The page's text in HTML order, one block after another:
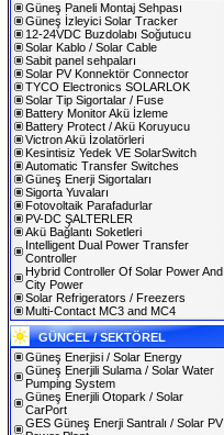
Güneş Paneli Montaj Sehpası
Güneş İzleyici Solar Tracker
12-24VDC Buzdolabı Soğutucu
Solar Kablo / Solar Cable
Sabit panel sehpaları
Solar PV Konnektör Connector
TYCO Electronics SOLARLOK
Solar Tip Sigortalar / Fuse
Battery Monitor Akü İzleme
Battery Protect / Akü Koruyucu
Victron Akü İzolatörleri
Kesintisiz Yedek VE SolarSwitch
Automatic Transfer Switches
Güneş Enerji Sigortaları
Sigorta Yuvaları
Fotovoltaik Parafadurlar
PV-DC ŞALTERLER
Akü Bağlantı Soketleri
Intelligent Dual Power Transfer
Controller
Hybrid Controller Of Solar Power And
City Power
Solar Refrigerators / Freezers
Multi-Contact MC3 and MC4
GÜNCEL / SEKTÖREL
Güneş Enerjisi / Solar Energy
Güneş Enerjili Sulama / Solar Water
Pumping System
Güneş Enerjili Otopark / Solar
CarPort
GES Güneş Enerji Santralı / Solar PV